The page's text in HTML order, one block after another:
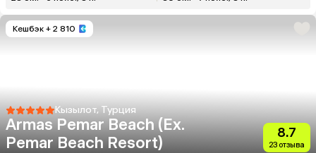
Кешбэк + 2 810
Кызылот, Турция
Armas Pemar Beach (Ex.
Pemar Beach Resort)
8.7
23 отзыва